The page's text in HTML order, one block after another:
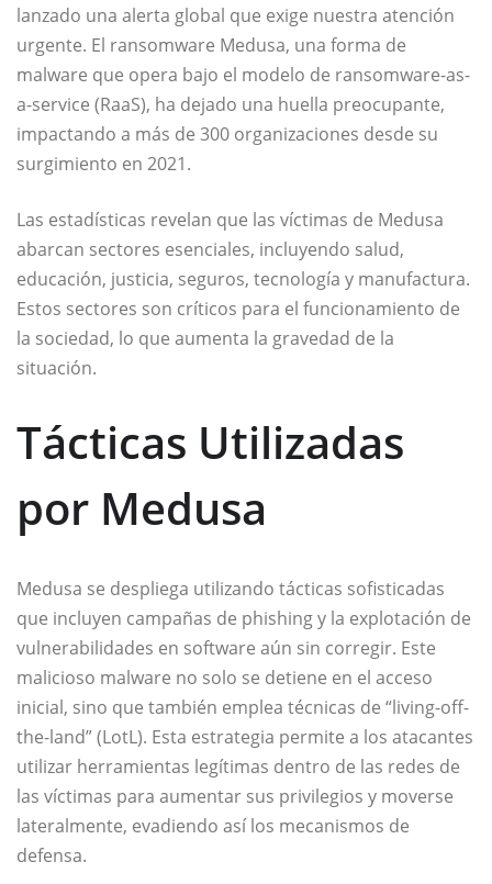
lanzado una alerta global que exige nuestra atención
urgente. El ransomware Medusa, una forma de
malware que opera bajo el modelo de ransomware-as-
a-service (RaaS), ha dejado una huella preocupante,
impactando a más de 300 organizaciones desde su
surgimiento en 2021.
Las estadísticas revelan que las víctimas de Medusa
abarcan sectores esenciales, incluyendo salud,
educación, justicia, seguros, tecnología y manufactura.
Estos sectores son críticos para el funcionamiento de
la sociedad, lo que aumenta la gravedad de la
situación.
Tácticas Utilizadas
por Medusa
Medusa se despliega utilizando tácticas sofisticadas
que incluyen campañas de phishing y la explotación de
vulnerabilidades en software aún sin corregir. Este
malicioso malware no solo se detiene en el acceso
inicial, sino que también emplea técnicas de “living-off-
the-land” (LotL). Esta estrategia permite a los atacantes
utilizar herramientas legítimas dentro de las redes de
las víctimas para aumentar sus privilegios y moverse
lateralmente, evadiendo así los mecanismos de
defensa.